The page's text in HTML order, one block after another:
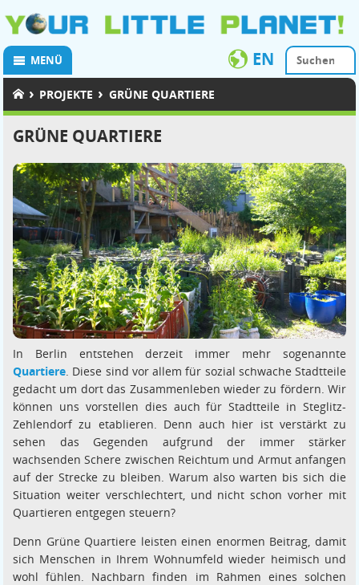
MENÜ EN
› PROJEKTE › GRÜNE QUARTIERE
GRÜNE QUARTIERE
In Berlin entstehen derzeit immer mehr sogenannte
Quartiere . Diese sind vor allem für sozial schwache Stadtteile
gedacht um dort das Zusammenleben wieder zu fördern. Wir
können uns vorstellen dies auch für Stadtteile in Steglitz-
Zehlendorf zu etablieren. Denn auch hier ist verstärkt zu
sehen das Gegenden aufgrund der immer stärker
wachsenden Schere zwischen Reichtum und Armut anfangen
auf der Strecke zu bleiben. Warum also warten bis sich die
Situation weiter verschlechtert, und nicht schon vorher mit
Quartieren entgegen steuern?
Denn Grüne Quartiere leisten einen enormen Beitrag, damit
sich Menschen in Ihrem Wohnumfeld wieder heimisch und
wohl fühlen. Nachbarn finden im Rahmen eines solchen